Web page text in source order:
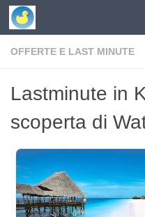
Skip to content
OFFERTE E LAST MINUTE
Lastminute in
scoperta di